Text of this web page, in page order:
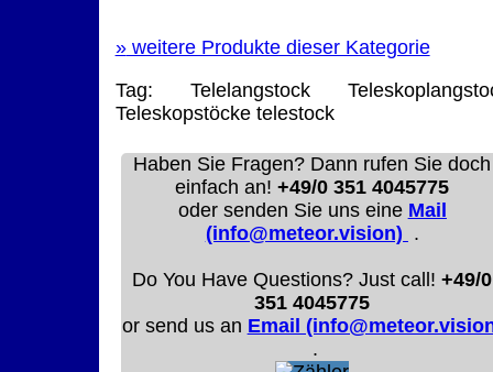
»weitere Produkte dieser Kategorie
Tag:
Telelangstock
Teleskopstöcketelestock
Haben Sie Fragen? Dann rufen Sie doch
einfach an!+49/0 351 4045775
oder senden Sie uns eine Mail
(info@meteor.vision) .
Do You Have Questions? Just call!+49/0
351 4045775
or send us an Email
.